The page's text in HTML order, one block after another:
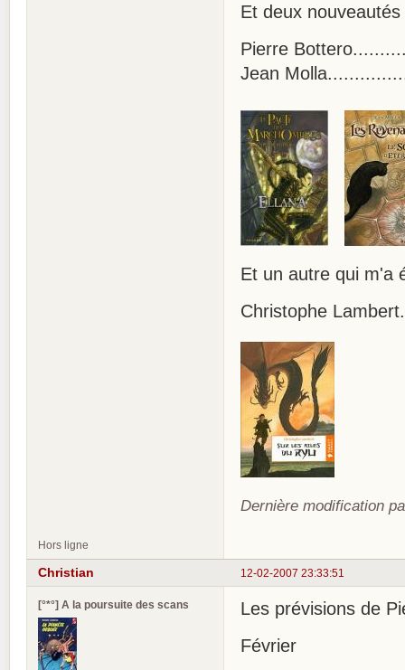
Et deux
Pierre
Jean
Et un autre qui m'a
Christophe
Dernière modification
Hors ligne
12-02-2007 23:33:51
Christian
[°*°] A la poursuite des scans
Les prévisions de
Février